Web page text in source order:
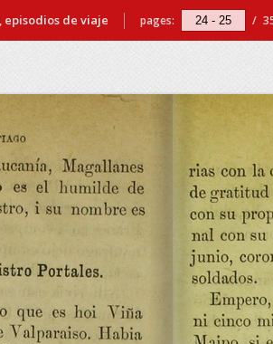
episodios de viaje pages: /